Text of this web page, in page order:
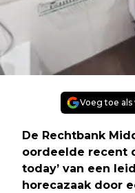
Voeg toe
De Rechtbank
oordeelde recent
today’ van een
horecazaak door